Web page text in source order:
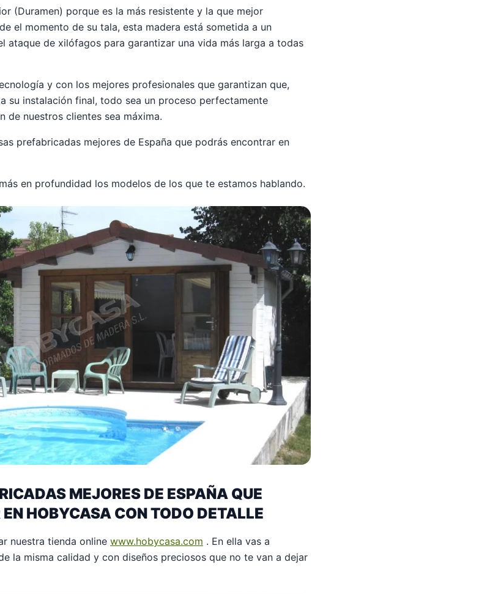
(Duramen) porque es la más resistente y la que mejor
el momento de su tala, esta madera está sometida a un
ataque de xilófagos para garantizar una vida más larga a todas
y con los mejores profesionales que garantizan que,
su instalación final, todo sea un proceso perfectamente
de nuestros clientes sea máxima.
prefabricadas mejores de España que podrás encontrar en
en profundidad los modelos de los que te estamos hablando.
MEJORES DE ESPAÑA QUE
HOBYCASA CON TODO DETALLE
nuestra tienda online www.hobycasa.com . En ella vas a
la misma calidad y con diseños preciosos que no te van a dejar